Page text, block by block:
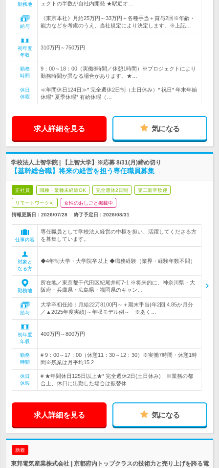
勤務地
ェクトの半数が自社内開発 ★駅近オ…
給与
《東京本社》月給25万円～33万円＋各種手当＋賞与2回※年齢・
能力などを考慮のうえ、当社規定により決定します。※上記…
初年度
年収
310万円～750万円
勤務
時間
9：00～18：00（実働8時間／休憩1時間）※プロジェクトにより
勤務時間が異なる場合があります。★…
休日
休暇
≪年間休日124日≫* 完全週休2日制（土日休み）* 祝日* 年末年始
休暇* 夏季休暇* 有給休暇（…
求人詳細を見る 気になる
学校法人上智学院 | 【上智大学】※応募 8/31(月)締め切り
【基幹総合職】将来の経営を担う専任職員募集
正社員 職種・業種未経験OK 完全週休2日制 第二新卒歓迎
リモートワーク可 女性のおしごと掲載中
情報更新日：2026/07/28 終了予定日： 2026/08/31
仕事内容
専任職員として学校法人経営の中枢を担い、活躍してくださる方
を募集しています。
対象と
なる方
◆4年制大学・大学院卒以上 ◆職務経験（業界・経験年数不問）
勤務地
所在地／東京都千代田区紀尾井町7-1 ※将来的に、神奈川県・大
阪府・兵庫県・広島県・福岡県のキャン…
給与
大学卒初任給：月給22万8100円～＋期末手当(年2回,4.85か月分
／▲2025年度実績)～年収モデル例～ ※あく…
初年度
年収
400万円～800万円
勤務
時間
# 9：00～17：00（休憩11：30～12：30）※実働7時間・休憩1時
間※残業は月平均15.2…
休日
休暇
# ★年間休日125日以上★* 完全週休2日(土日休み) ※業務の都
合上、休日に出勤した場合は振替休…
求人詳細を見る 気になる
新着
東邦電気産業株式会社 | 京都府内トップクラスの技術力と売り上げを誇る電